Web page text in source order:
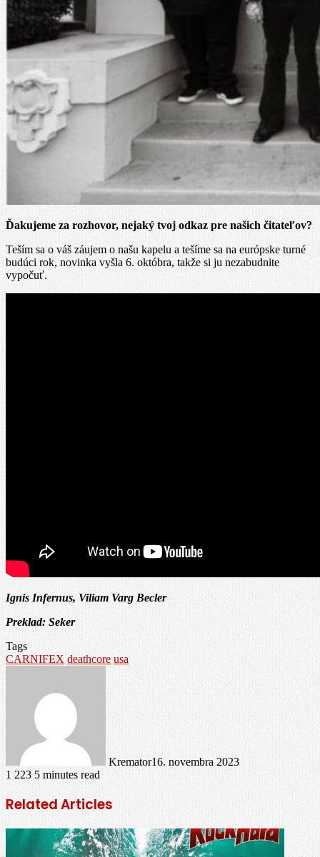
Ďakujeme za rozhovor, nejaký tvoj odkaz pre našich čitateľov?
Teším sa o váš záujem o našu kapelu a tešíme sa na európske turné
budúci rok, novinka vyšla 6. októbra, takže si ju nezabudnite
vypočuť.
Ignis Infernus, Viliam Varg Becler
Preklad: Seker
Tags
CARNIFEX deathcore usa
Kremator16. novembra 2023
1 223 5 minutes read
Related Articles